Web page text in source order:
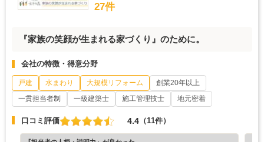
27件
『家族の笑顔が生まれる家づくり』のために。
会社の特徴・得意分野
戸建 水まわり 大規模リフォーム
創業20年以上
一貫担当者制
一級建築士 施工管理技士 地元密着
口コミ評価 4.4 （11件）